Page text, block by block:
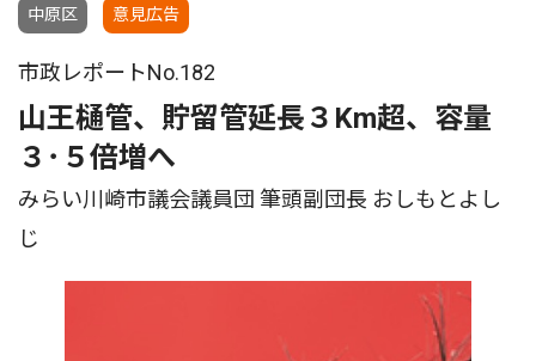
中原区 意見広告
市政レポートNo.182
山王樋管、貯留管延長３Km超、容量
３･５倍増へ
みらい川崎市議会議員団 筆頭副団長 おしもとよし
じ